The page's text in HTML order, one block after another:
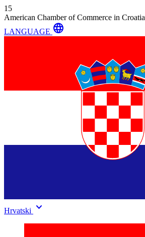
15
American Chamber of Commerce in Croatia
LANGUAGE language
Hrvatski keyboard_arrow_down